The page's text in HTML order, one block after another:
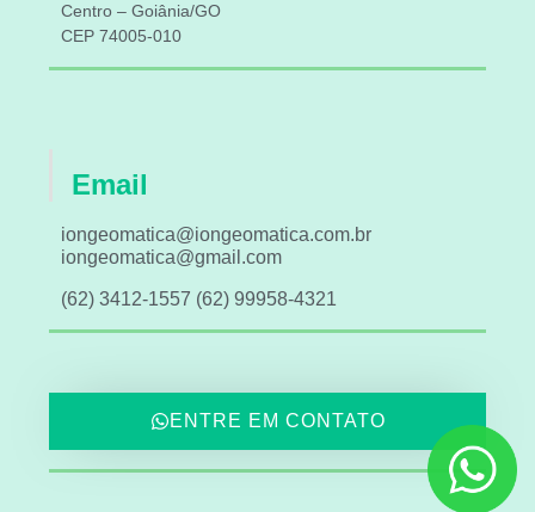
Centro – Goiânia/GO
CEP 74005-010
Email
iongeomatica@iongeomatica.com.br
iongeomatica@gmail.com
(62) 3412-1557 (62) 99958-4321
ENTRE EM CONTATO